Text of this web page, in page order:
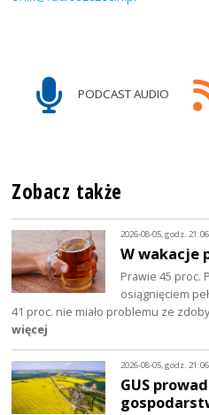
PODCAST AUDIO
Zobacz także
2026-08-05, godz. 21:06
W wakacje
Prawie 45 proc.
osiągnięciem
41 proc. nie miało problemu ze
więcej
2026-08-05, godz. 21:06
GUS